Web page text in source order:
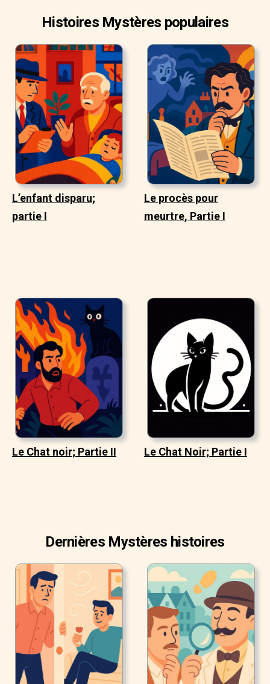
Histoires Mystères populaires
L’enfant disparu;
partie I
Le procès pour
meurtre, Partie I
Le Chat noir; Partie II Le Chat Noir; Partie I
Dernières Mystères histoires